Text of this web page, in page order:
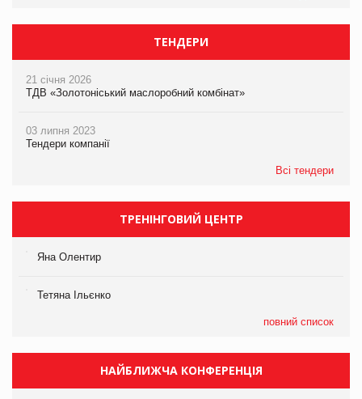
ТЕНДЕРИ
21 січня 2026
ТДВ «Золотоніський маслоробний комбінат»
03 липня 2023
Тендери компанії
Всі тендери
ТРЕНІНГОВИЙ ЦЕНТР
Яна Олентир
Тетяна Ільєнко
повний список
НАЙБЛИЖЧА КОНФЕРЕНЦІЯ